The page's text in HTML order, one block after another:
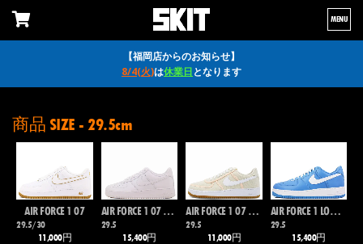
【福岡店からのお知らせ】
8/4(火)は休業日となります
MENU
商品 SIZE - 29.5cm
AIR FORCE 1 07
29.5/30
11,000円
AIR FORCE 1 07 FRESH
29.5
15,400円
AIR FORCE 1 07 PREMIUM
29.5
11,000円
AIR FORCE 1 LOW RETRO
29.5
15,400円